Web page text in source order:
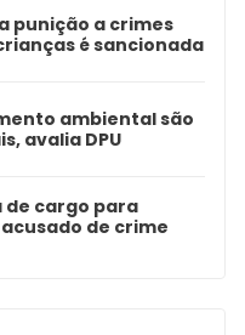
punição a crimes
é sancionada
ambiental são
avalia DPU
de cargo para
de crime